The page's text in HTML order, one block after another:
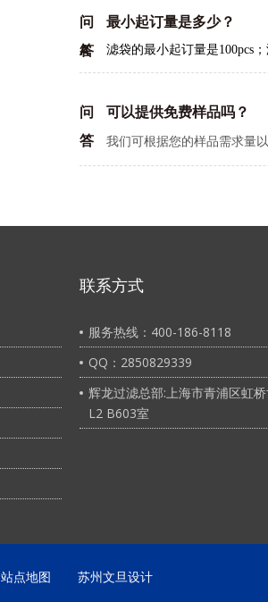
问
最小起订量是多少？
答
A 滤袋的最小起订量是100pcs
问
可以提供免费样品吗？
答
我们可根据您的样品需求量
联系方式
服务热线：400-186-8118
QQ：2850829339
辉龙过滤总部:上海市青浦区虹
L2 B603室
站点地图 苏州文旦设计